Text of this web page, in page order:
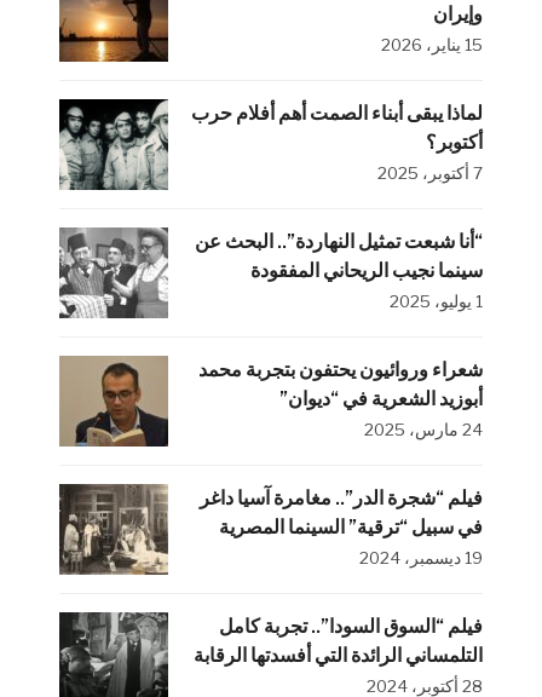
وإيران
15 يناير، 2026
لماذا يبقى أبناء الصمت أهم أفلام حرب
أكتوبر؟
7 أكتوبر، 2025
“أنا شبعت تمثيل النهاردة”.. البحث عن
سينما نجيب الريحاني المفقودة
1 يوليو، 2025
شعراء وروائيون يحتفون بتجربة محمد
أبوزيد الشعرية في “ديوان”
24 مارس، 2025
فيلم “شجرة الدر”.. مغامرة آسيا داغر
في سبيل “ترقية” السينما المصرية
19 ديسمبر، 2024
فيلم “السوق السودا”.. تجربة كامل
التلمساني الرائدة التي أفسدتها الرقابة
28 أكتوبر، 2024